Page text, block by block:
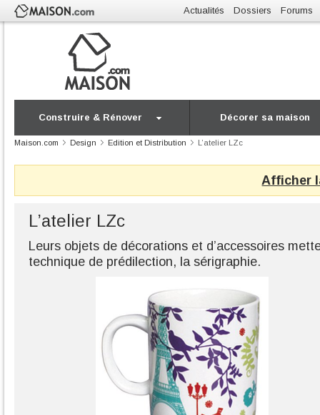
Actualités Dossiers Forums
Construire & Rénover Décorer sa maison
Maison.com Design Edition et Distribution L’atelier LZc
Afficher
L’atelier LZc
Leurs objets de décorations et d’accessoires
technique de prédilection, la sérigraphie.